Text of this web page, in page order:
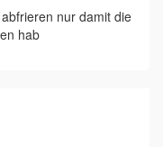
nur damit die
hab